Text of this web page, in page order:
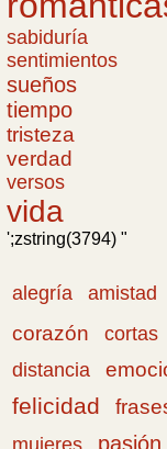
sabiduría
sentimientos
sueños
tiempo
tristeza
verdad
versos
vida
';zstring(3794) "
alegría amistad
corazón
cortas
distancia
felicidad
mujeres
pasión